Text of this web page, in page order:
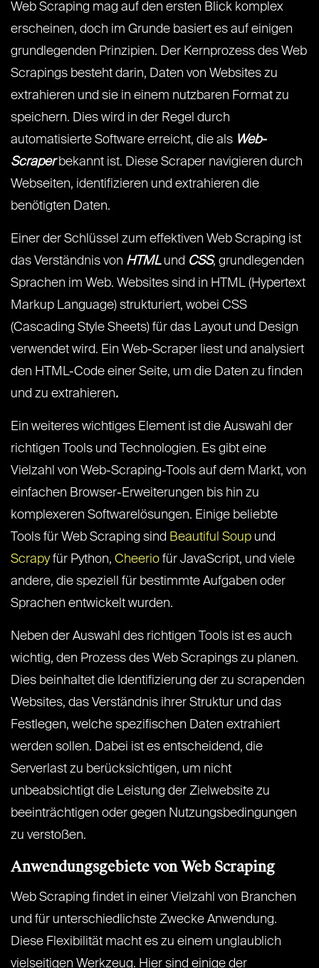
Web Scraping mag auf den ersten Blick komplex
erscheinen, doch im Grunde basiert es auf einigen
grundlegenden Prinzipien. Der Kernprozess des Web
Scrapings besteht darin, Daten von Websites zu
extrahieren und sie in einem nutzbaren Format zu
speichern. Dies wird in der Regel durch
automatisierte Software erreicht, die als Web-
Scraperbekannt ist. Diese Scraper navigieren durch
Webseiten, identifizieren und extrahieren die
benötigten Daten.
Einer der Schlüssel zum effektiven Web Scraping ist
das Verständnis von HTML und CSS, grundlegenden
Sprachen im Web. Websites sind in HTML (Hypertext
Markup Language) strukturiert, wobei CSS
(Cascading Style Sheets) für das Layout und Design
verwendet wird. Ein Web-Scraper liest und analysiert
den HTML-Code einer Seite, um die Daten zu finden
und zu extrahieren.
Ein weiteres wichtiges Element ist die Auswahl der
richtigen Tools und Technologien. Es gibt eine
Vielzahl von Web-Scraping-Tools auf dem Markt, von
einfachen Browser-Erweiterungen bis hin zu
komplexeren Softwarelösungen. Einige beliebte
Tools für Web Scraping sind Beautiful Soup und
Scrapyfür Python, Cheerio für JavaScript, und viele
andere, die speziell für bestimmte Aufgaben oder
Sprachen entwickelt wurden.
Neben der Auswahl des richtigen Tools ist es auch
wichtig, den Prozess des Web Scrapings zu planen.
Dies beinhaltet die Identifizierung der zu scrapenden
Websites, das Verständnis ihrer Struktur und das
Festlegen, welche spezifischen Daten extrahiert
werden sollen. Dabei ist es entscheidend, die
Serverlast zu berücksichtigen, um nicht
unbeabsichtigt die Leistung der Zielwebsite zu
beeinträchtigen oder gegen Nutzungsbedingungen
zu verstoßen.
Anwendungsgebiete von Web Scraping
Web Scraping findet in einer Vielzahl von Branchen
und für unterschiedlichste Zwecke Anwendung.
Diese Flexibilität macht es zu einem unglaublich
vielseitigen Werkzeug. Hier sind einige der